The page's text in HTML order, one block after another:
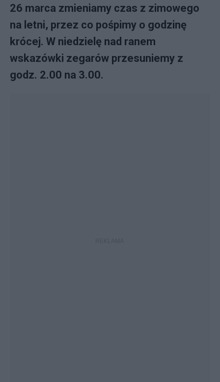
26 marca zmieniamy czas z zimowego
na letni, przez co pośpimy o godzinę
krócej. W niedzielę nad ranem
wskazówki zegarów przesuniemy z
godz. 2.00 na 3.00.